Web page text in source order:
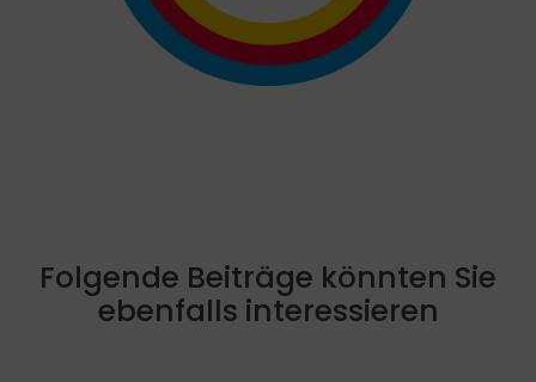
Folgende Beiträge könnten Sie
ebenfalls interessieren